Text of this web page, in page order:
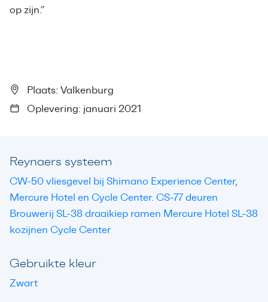
op zijn.”
Plaats: Valkenburg
Oplevering: januari 2021
Reynaers systeem
CW-50 vliesgevel bij Shimano Experience Center,
Mercure Hotel en Cycle Center. CS-77 deuren
Brouwerij SL-38 draaikiep ramen Mercure Hotel SL-38
kozijnen Cycle Center
Gebruikte kleur
Zwart